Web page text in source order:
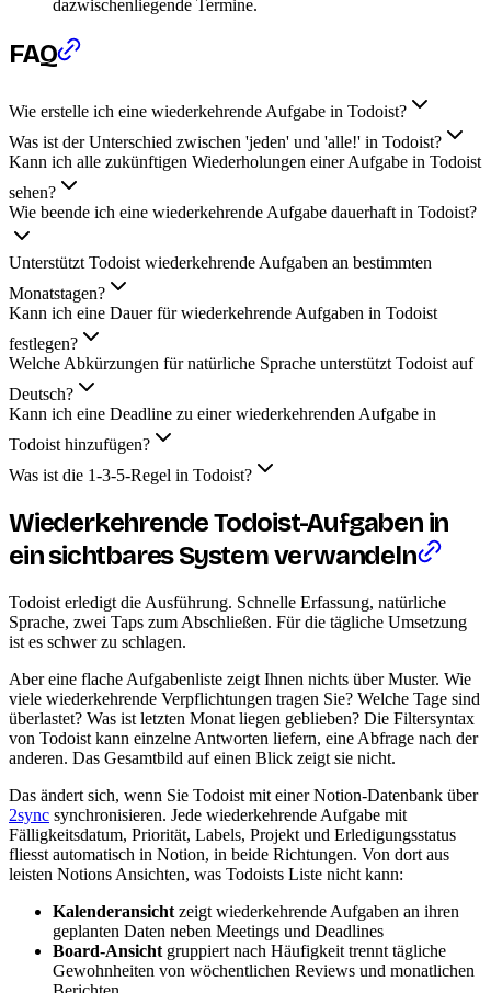
dazwischenliegende Termine.
FAQ
Wie erstelle ich eine wiederkehrende Aufgabe in Todoist?
Was ist der Unterschied zwischen 'jeden' und 'alle!' in Todoist?
Kann ich alle zukünftigen Wiederholungen einer Aufgabe in Todoist
sehen?
Wie beende ich eine wiederkehrende Aufgabe dauerhaft in Todoist?
Unterstützt Todoist wiederkehrende Aufgaben an bestimmten
Monatstagen?
Kann ich eine Dauer für wiederkehrende Aufgaben in Todoist
festlegen?
Welche Abkürzungen für natürliche Sprache unterstützt Todoist auf
Deutsch?
Kann ich eine Deadline zu einer wiederkehrenden Aufgabe in
Todoist hinzufügen?
Was ist die 1-3-5-Regel in Todoist?
Wiederkehrende Todoist-Aufgaben in
ein sichtbares System verwandeln
Todoist erledigt die Ausführung. Schnelle Erfassung, natürliche
Sprache, zwei Taps zum Abschließen. Für die tägliche Umsetzung
ist es schwer zu schlagen.
Aber eine flache Aufgabenliste zeigt Ihnen nichts über Muster. Wie
viele wiederkehrende Verpflichtungen tragen Sie? Welche Tage sind
überlastet? Was ist letzten Monat liegen geblieben? Die Filtersyntax
von Todoist kann einzelne Antworten liefern, eine Abfrage nach der
anderen. Das Gesamtbild auf einen Blick zeigt sie nicht.
Das ändert sich, wenn Sie Todoist mit einer Notion-Datenbank über
2sync synchronisieren. Jede wiederkehrende Aufgabe mit
Fälligkeitsdatum, Priorität, Labels, Projekt und Erledigungsstatus
fliesst automatisch in Notion, in beide Richtungen. Von dort aus
leisten Notions Ansichten, was Todoists Liste nicht kann:
Kalenderansicht zeigt wiederkehrende Aufgaben an ihren
geplanten Daten neben Meetings und Deadlines
Board-Ansicht gruppiert nach Häufigkeit trennt tägliche
Gewohnheiten von wöchentlichen Reviews und monatlichen